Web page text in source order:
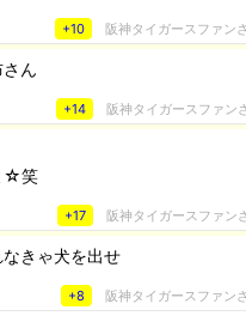
+10 阪神タイガースファン
ん
+14 阪神タイガースファン
☆笑
+17 阪神タイガースファン
きゃ犬を出せ
+8 阪神タイガースファン